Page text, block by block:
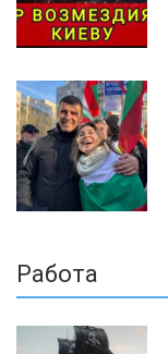
Работа